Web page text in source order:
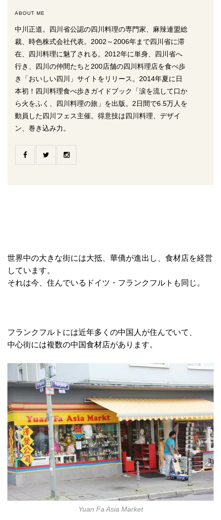
ABOUT ME
中川正道。四川省公認の四川料理の専門家、麻辣連盟総
裁、時色株式会社代表。2002～2006年まで四川省に滞
在、四川料理に魅了される。2012年に単身、四川省へ
行き、四川の仲間たちと200店舗の四川料理店を食べ歩
き「おいしい四川」サイトをリリース。2014年夏に日
本初！四川料理食べ歩きガイドブック「涙を流して口か
ら火をふく、四川料理の旅」を出版。2日間で6.5万人を
動員した四川フェス主催。得意技は四川料理、デザイ
ン、巻き込み力。
世界中の大きな街には大抵、華僑が進出し、食材店を経営
しています。
それは今、住んでいるドイツ・フランクフルトも同じ。
フランクフルトには近年多くの中国人が住んでいて、
中心街には複数の中国食材店があります。
Yuan Fa Asia Market